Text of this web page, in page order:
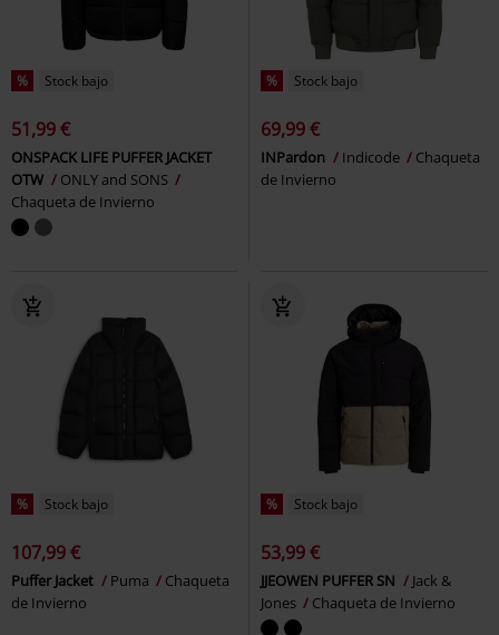
% Stock bajo
51,99 €
ONSPACK LIFE PUFFER JACKET
OTW
ONLY and SONS
Chaqueta de Invierno
% Stock bajo
69,99 €
INPardon Indicode
Chaqueta
de Invierno
% Stock bajo
107,99 €
Puffer Jacket Puma
Chaqueta
de Invierno
% Stock bajo
53,99 €
JJEOWEN PUFFER SN
Jack &
Jones
Chaqueta de Invierno